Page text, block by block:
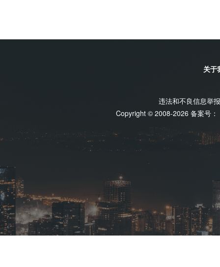
关于
违法和不良信息举
Copyright © 2008-2026 备案号：